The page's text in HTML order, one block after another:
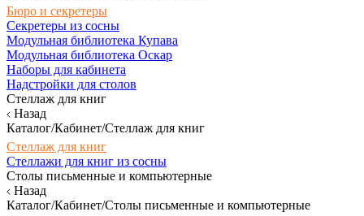
Бюро и секретеры
Секретеры из сосны
Модульная библиотека Купава
Модульная библиотека Оскар
Наборы для кабинета
Надстройки для столов
Стеллаж для книг
Назад
Каталог/Кабинет/Стеллаж для книг
Стеллаж для книг
Стеллажи для книг из сосны
Столы письменные и компьютерные
Назад
Каталог/Кабинет/Столы письменные и компьютерные